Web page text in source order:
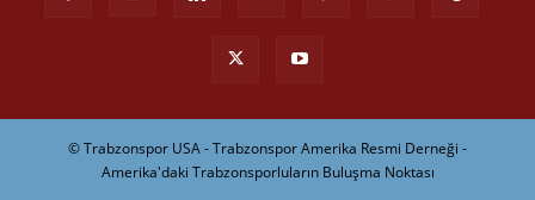
© Trabzonspor USA - Trabzonspor Amerika Resmi Derneği -
Amerika'daki Trabzonsporluların Buluşma Noktası